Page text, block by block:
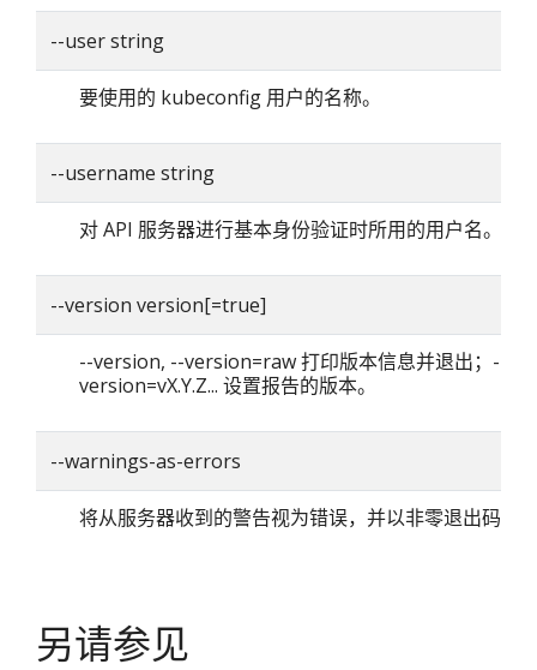
--user string
要使用的 kubeconfig 用户的名称。
--username string
对 API 服务器进行基本身份验证时所用的用户名。
--version version[=true]
--version, --version=raw 打印版本信息并退出；--
version=vX.Y.Z... 设置报告的版本。
--warnings-as-errors
将从服务器收到的警告视为错误，并以非零退出码退
另请参见